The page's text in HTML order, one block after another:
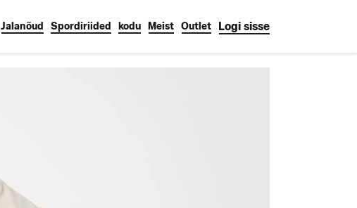
Jalanõud Spordiriided kodu Meist Outlet Logi sisse